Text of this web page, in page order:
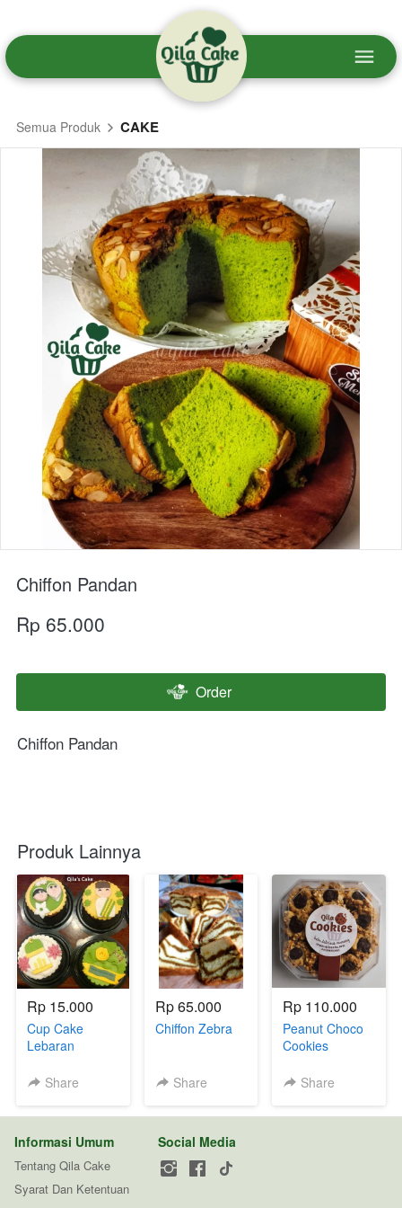
Semua Produk CAKE
Chiffon Pandan
Rp 65.000
` Order
Chiffon Pandan
Produk Lainnya
Rp 15.000
Cup Cake
Lebaran
Share
Rp 65.000
Chiffon Zebra
Share
Rp 110.000
Peanut Choco
Cookies
Share
Informasi Umum
Tentang Qila Cake
Syarat Dan Ketentuan
Social Media